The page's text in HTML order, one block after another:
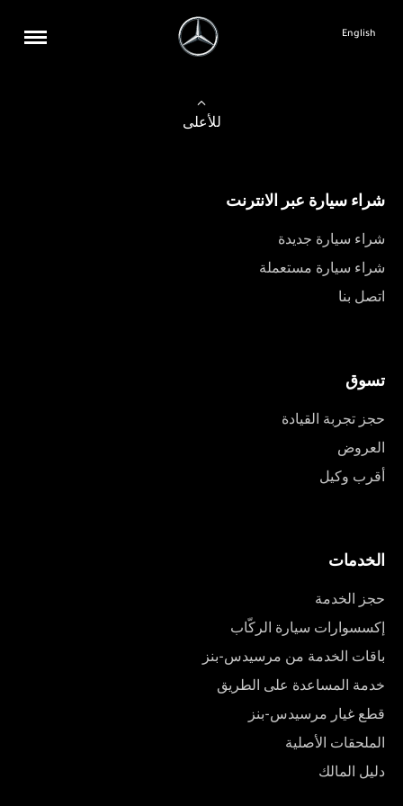
English
للأعلى
شراء سيارة عبر الانترنت
شراء سيارة جديدة
شراء سيارة مستعملة
اتصل بنا
تسوق
حجز تجربة القيادة
العروض
أقرب وكيل
الخدمات
حجز الخدمة
إكسسوارات سيارة الركّاب
باقات الخدمة من مرسيدس-بنز
خدمة المساعدة على الطريق
قطع غيار مرسيدس-بنز
الملحقات الأصلية
دليل المالك